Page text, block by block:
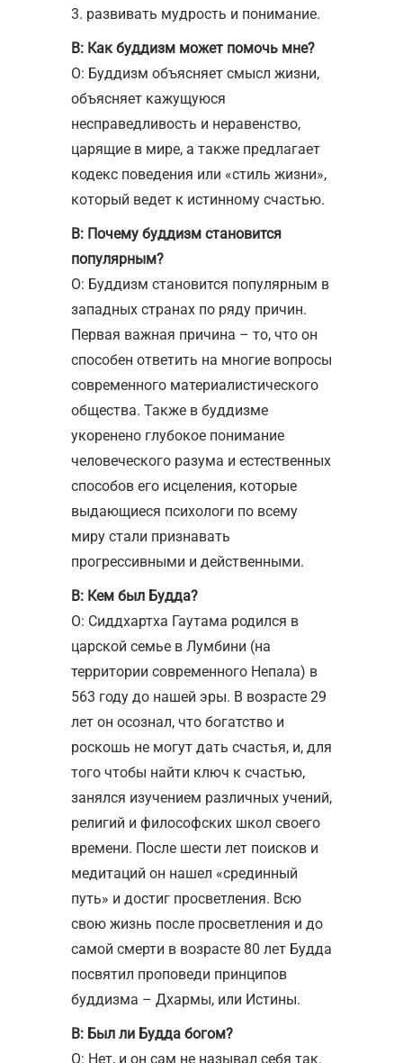
3. развивать мудрость и понимание.
В: Как буддизм может помочь мне?
О: Буддизм объясняет смысл жизни,
объясняет кажущуюся
несправедливость и неравенство,
царящие в мире, а также предлагает
кодекс поведения или «стиль жизни»,
который ведет к истинному счастью.
В: Почему буддизм становится
популярным?
О: Буддизм становится популярным в
западных странах по ряду причин.
Первая важная причина – то, что он
способен ответить на многие вопросы
современного материалистического
общества. Также в буддизме
укоренено глубокое понимание
человеческого разума и естественных
способов его исцеления, которые
выдающиеся психологи по всему
миру стали признавать
прогрессивными и действенными.
В: Кем был Будда?
О: Сиддхартха Гаутама родился в
царской семье в Лумбини (на
территории современного Непала) в
563 году до нашей эры. В возрасте 29
лет он осознал, что богатство и
роскошь не могут дать счастья, и, для
того чтобы найти ключ к счастью,
занялся изучением различных учений,
религий и философских школ своего
времени. После шести лет поисков и
медитаций он нашел «срединный
путь» и достиг просветления. Всю
свою жизнь после просветления и до
самой смерти в возрасте 80 лет Будда
посвятил проповеди принципов
буддизма – Дхармы, или Истины.
В: Был ли Будда богом?
О: Нет, и он сам не называл себя так.